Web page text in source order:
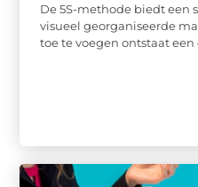
De 5S-methode biedt een
visueel georganiseerde
toe te voegen ontstaat een